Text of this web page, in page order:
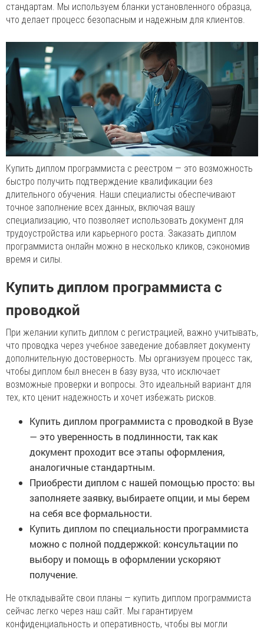
стандартам. Мы используем бланки установленного образца,
что делает процесс безопасным и надежным для клиентов.
Купить диплом программиста с реестром — это возможность
быстро получить подтверждение квалификации без
длительного обучения. Наши специалисты обеспечивают
точное заполнение всех данных, включая вашу
специализацию, что позволяет использовать документ для
трудоустройства или карьерного роста. Заказать диплом
программиста онлайн можно в несколько кликов, сэкономив
время и силы.
Купить диплом программиста с
проводкой
При желании купить диплом с регистрацией, важно учитывать,
что проводка через учебное заведение добавляет документу
дополнительную достоверность. Мы организуем процесс так,
чтобы диплом был внесен в базу вуза, что исключает
возможные проверки и вопросы. Это идеальный вариант для
тех, кто ценит надежность и хочет избежать рисков.
Купить диплом программиста с проводкой в Вузе
— это уверенность в подлинности, так как
документ проходит все этапы оформления,
аналогичные стандартным.
Приобрести диплом с нашей помощью просто: вы
заполняете заявку, выбираете опции, и мы берем
на себя все формальности.
Купить диплом по специальности программиста
можно с полной поддержкой: консультации по
выбору и помощь в оформлении ускоряют
получение.
Не откладывайте свои планы — купить диплом программиста
сейчас легко через наш сайт. Мы гарантируем
конфиденциальность и оперативность, чтобы вы могли